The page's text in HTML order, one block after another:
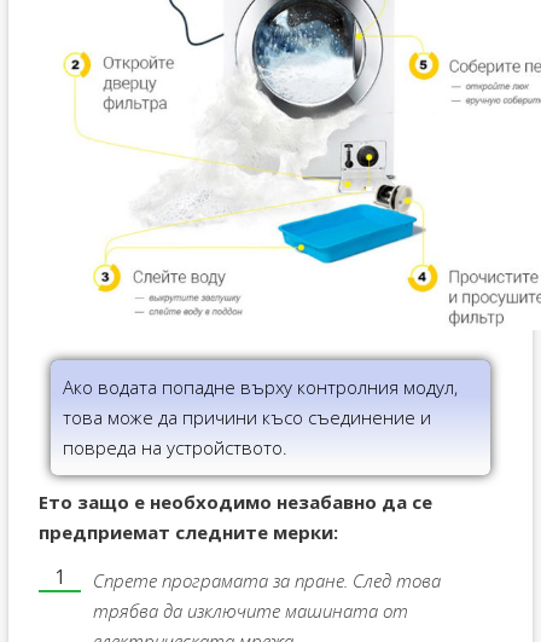
Ако водата попадне върху контролния модул,
това може да причини късо съединение и
повреда на устройството.
Ето защо е необходимо незабавно да се
предприемат следните мерки:
Спрете програмата за пране. След това
трябва да изключите машината от